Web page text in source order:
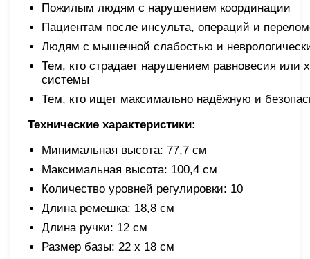
Пожилым людям с нарушением координации
Пациентам после инсульта, операций и
Людям с мышечной слабостью и
Тем, кто страдает нарушением равновесия или
системы
Тем, кто ищет максимально надёжную и
Технические характеристики:
Минимальная высота: 77,7 см
Максимальная высота: 100,4 см
Количество уровней регулировки: 10
Длина ремешка: 18,8 см
Длина ручки: 12 см
Размер базы: 22 х 18 см